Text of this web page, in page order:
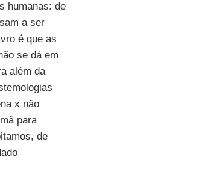
humanas: de
a ser
é que as
se dá em
além da
x não
para
de